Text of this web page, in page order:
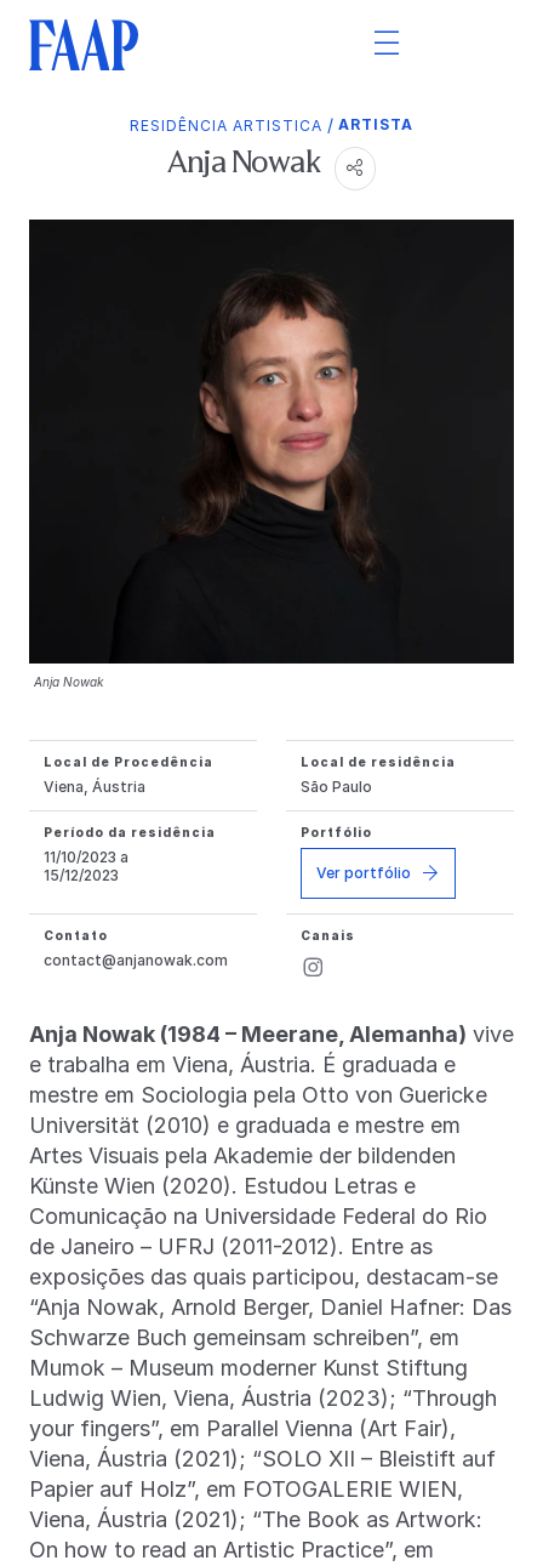
RESIDÊNCIA ARTISTICA / ARTISTA
Anja Nowak
Anja Nowak
Local de Procedência
Viena, Áustria
Local de residência
São Paulo
Período da residência
11/10/2023 a
15/12/2023
Portfólio
Ver portfólio
Contato
contact@anjanowak.com
Canais
Anja Nowak (1984 – Meerane, Alemanha) vive
e trabalha em Viena, Áustria. É graduada e
mestre em Sociologia pela Otto von Guericke
Universität (2010) e graduada e mestre em
Artes Visuais pela Akademie der bildenden
Künste Wien (2020). Estudou Letras e
Comunicação na Universidade Federal do Rio
de Janeiro – UFRJ (2011-2012). Entre as
exposições das quais participou, destacam-se
“Anja Nowak, Arnold Berger, Daniel Hafner: Das
Schwarze Buch gemeinsam schreiben”, em
Mumok – Museum moderner Kunst Stiftung
Ludwig Wien, Viena, Áustria (2023); “Through
your fingers”, em Parallel Vienna (Art Fair),
Viena, Áustria (2021); “SOLO XII – Bleistift auf
Papier auf Holz”, em FOTOGALERIE WIEN,
Viena, Áustria (2021); “The Book as Artwork:
On how to read an Artistic Practice”, em